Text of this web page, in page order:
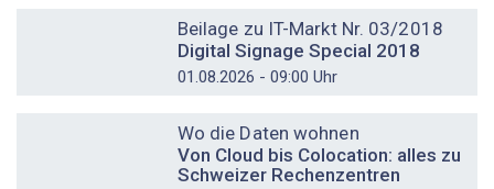
Beilage zu IT-Markt Nr. 03/2018
Digital Signage Special 2018
01.08.2026 - 09:00 Uhr
Wo die Daten wohnen
Von Cloud bis Colocation: alles zu
Schweizer Rechenzentren